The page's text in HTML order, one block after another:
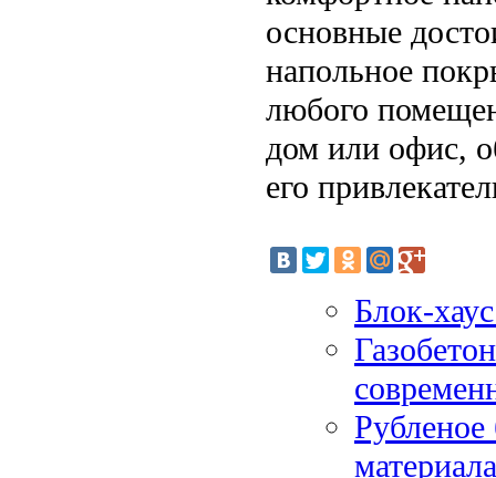
основные
напольное
любого
дом или офис,
его
Блок-
Рубленое
материала